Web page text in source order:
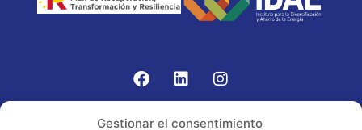
Gestionar el consentimiento